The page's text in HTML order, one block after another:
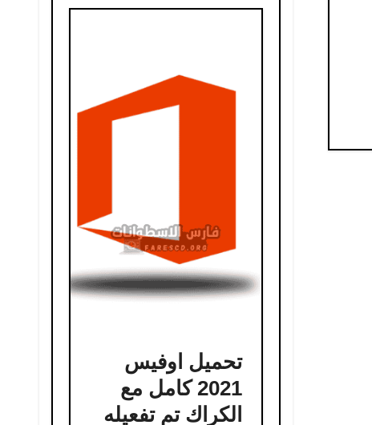
تحميل اوفيس
2021 كامل مع
الكراك تم تفعيله